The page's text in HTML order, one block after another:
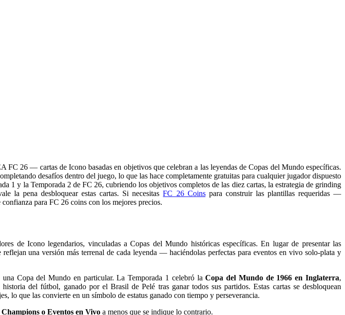
26 — cartas de Icono basadas en objetivos que celebran a las leyendas de Copas del Mundo específicas.
desafíos dentro del juego, lo que las hace completamente gratuitas para cualquier jugador dispuesto
1 y la Temporada 2 de FC 26, cubriendo los objetivos completos de las diez cartas, la estrategia de grinding
la pena desbloquear estas cartas. Si necesitasFC 26 Coinspara construir las plantillas requeridas —
para FC 26 coins con los mejores precios.
de Icono legendarios, vinculadas a Copas del Mundo históricas específicas. En lugar de presentar las
una versión más terrenal de cada leyenda — haciéndolas perfectas para eventos en vivo solo-plata y
Copa del Mundo en particular. La Temporada 1 celebró laCopa del Mundo de 1966 en Inglaterra,
del fútbol, ganado por el Brasil de Pelé tras ganar todos sus partidos. Estas cartas se desbloquean
lo que las convierte en un símbolo de estatus ganado con tiempo y perseverancia.
o Eventos en Vivo a menos que se indique lo contrario.